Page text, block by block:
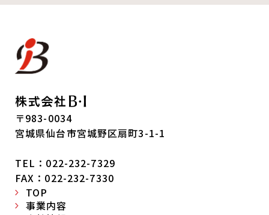
〒983-0034
宮城県仙台市宮城野区扇町3-1-1
TEL：022-232-7329
FAX：022-232-7330
TOP
事業内容